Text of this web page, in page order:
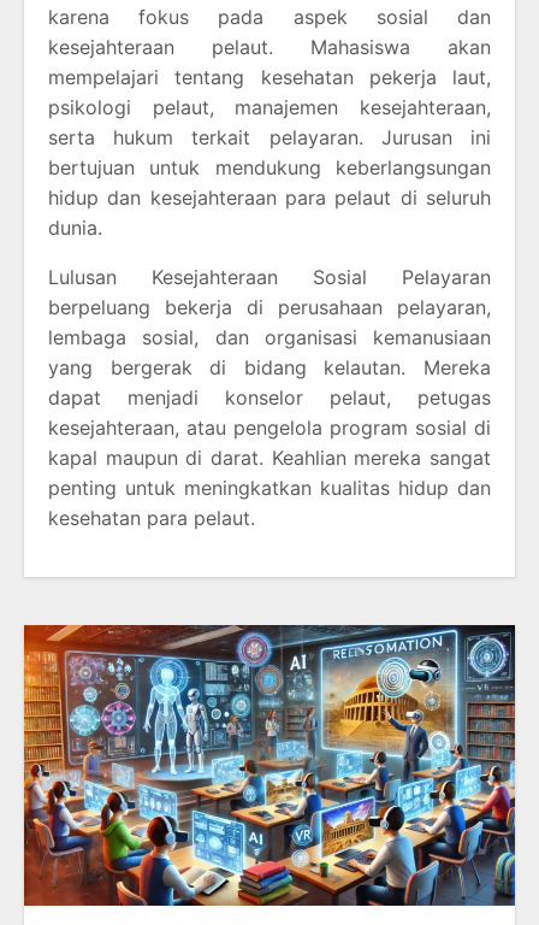
karena fokus pada aspek sosial dan
kesejahteraan pelaut. Mahasiswa akan
mempelajari tentang kesehatan pekerja laut,
psikologi pelaut, manajemen kesejahteraan,
serta hukum terkait pelayaran. Jurusan ini
bertujuan untuk mendukung keberlangsungan
hidup dan kesejahteraan para pelaut di seluruh
dunia.
Lulusan Kesejahteraan Sosial Pelayaran
berpeluang bekerja di perusahaan pelayaran,
lembaga sosial, dan organisasi kemanusiaan
yang bergerak di bidang kelautan. Mereka
dapat menjadi konselor pelaut, petugas
kesejahteraan, atau pengelola program sosial di
kapal maupun di darat. Keahlian mereka sangat
penting untuk meningkatkan kualitas hidup dan
kesehatan para pelaut.